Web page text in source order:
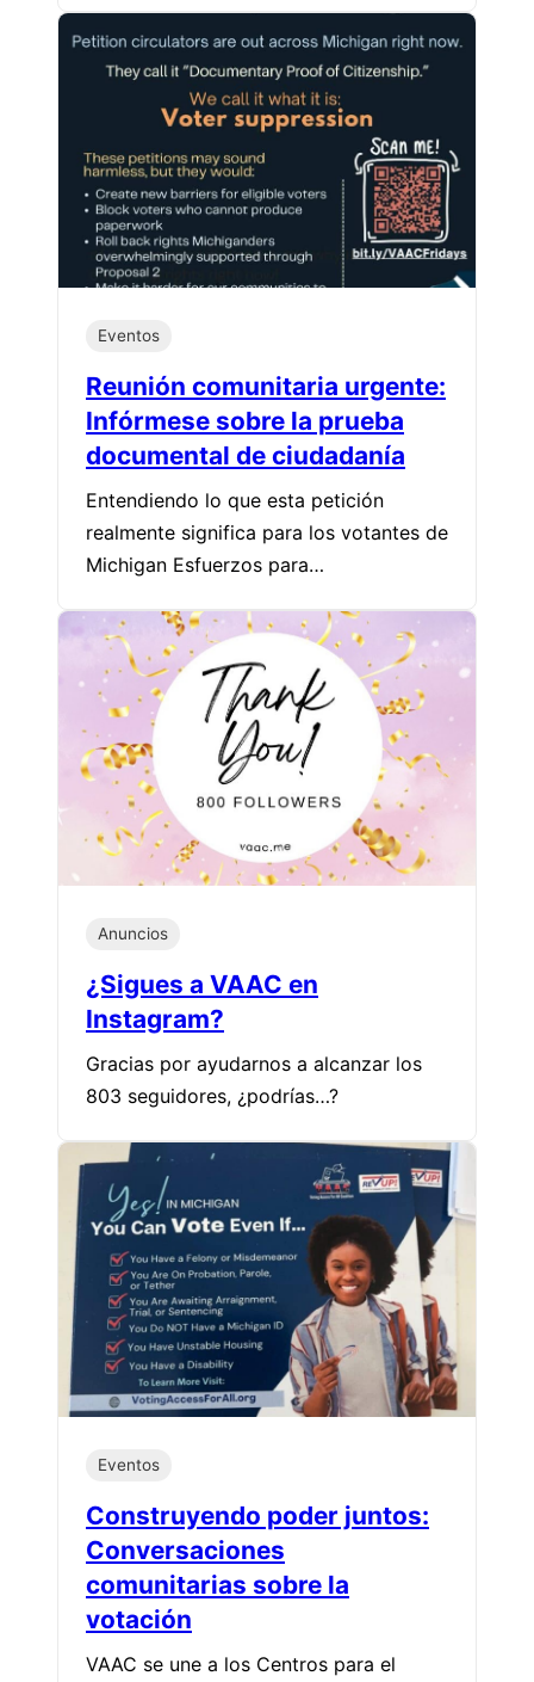
Eventos
Reunión comunitaria urgente:
Infórmese sobre la prueba
documental de ciudadanía
Entendiendo lo que esta petición
realmente significa para los votantes de
Michigan Esfuerzos para…
Anuncios
¿Sigues a VAAC en
Instagram?
Gracias por ayudarnos a alcanzar los
803 seguidores, ¿podrías…?
Eventos
Construyendo poder juntos:
Conversaciones
comunitarias sobre la
votación
VAAC se une a los Centros para el